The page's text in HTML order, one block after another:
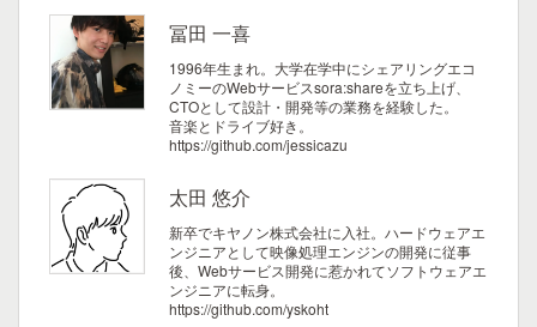
冨田 一喜
1996年生まれ。大学在学中にシェアリングエコ
ノミーのWebサービスsora:shareを立ち上げ、
CTOとして設計・開発等の業務を経験した。
音楽とドライブ好き。
https://github.com/jessicazu
太田 悠介
新卒でキヤノン株式会社に入社。ハードウェアエ
ンジニアとして映像処理エンジンの開発に従事
後、Webサービス開発に惹かれてソフトウェアエ
ンジニアに転身。
https://github.com/yskoht